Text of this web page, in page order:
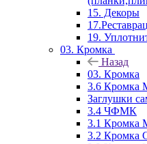
15. Декоры
19.
03. Кромка
Назад
03. Кромка
3.6 Кромка
Заглушки
3.4 ЧФМК
3.1 Кромка
3.2 Кромка